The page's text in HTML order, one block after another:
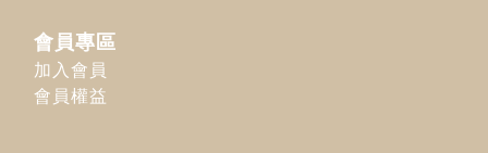
會員專區
加入會員
會員權益